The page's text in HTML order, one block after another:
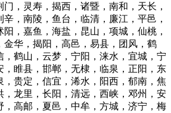
，灵寿，揭西，诸暨，南和，天长，
，南陵，鱼台，临清，廉江，平邑，
，嘉鱼，海盐，昆山，项城，仙桃，
金华，揭阳，高邑，易县，团风，鹤
，鹤山，云梦，宁阳，涞水，宜城，宁
，睢县，邯郸，无棣，临泉，正阳，东
，贵定，信宜，浠水，阳西，郁南，焦
，龙里，长阳，清远，西峡，邓州，安
，高邮，夏邑，中牟，方城，济宁，梅